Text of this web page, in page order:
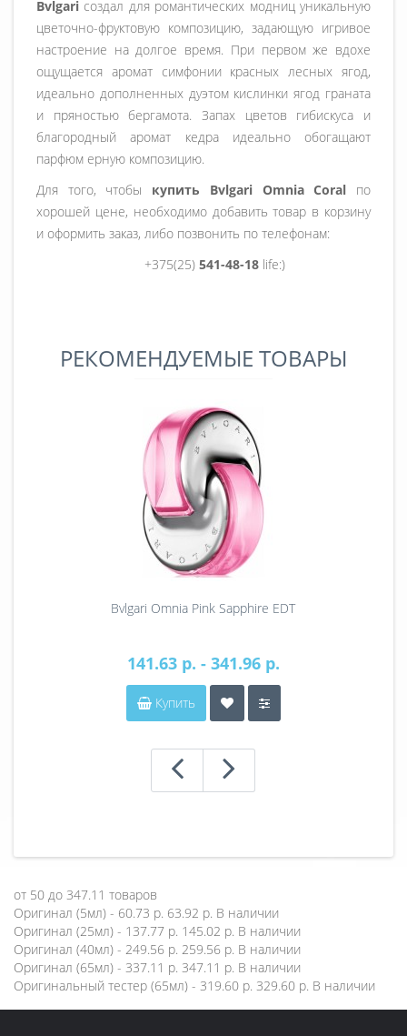
Bvlgari создал для романтических модниц уникальную
цветочно-фруктовую композицию, задающую игривое
настроение на долгое время. При первом же вдохе
ощущается аромат симфонии красных лесных ягод,
идеально дополненных дуэтом кислинки ягод граната
и пряностью бергамота. Запах цветов гибискуса и
благородный аромат кедра идеально обогащают
парфюм ерную композицию.
Для того, чтобы купить Bvlgari Omnia Coral по
хорошей цене, необходимо добавить товар в корзину
и оформить заказ, либо позвонить по телефонам:
+375(25) 541-48-18 life:)
РЕКОМЕНДУЕМЫЕ ТОВАРЫ
Bvlgari Omnia Pink Sapphire EDT
141.63 р. - 341.96 р.
Купить
от 50 до 347.11 товаров
Оригинал (5мл) - 60.73 р. 63.92 р. В наличии
Оригинал (25мл) - 137.77 р. 145.02 р. В наличии
Оригинал (40мл) - 249.56 р. 259.56 р. В наличии
Оригинал (65мл) - 337.11 р. 347.11 р. В наличии
Оригинальный тестер (65мл) - 319.60 р. 329.60 р. В наличии